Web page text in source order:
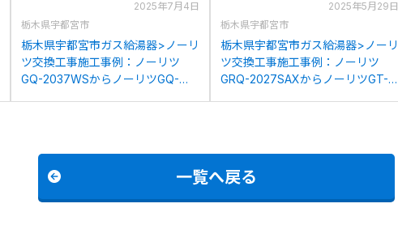
2025年7月4日
栃木県宇都宮市
栃木県宇都宮市ガス給湯器>ノーリ
ツ交換工事施工事例：ノーリツ
GQ-2037WSからノーリツGQ-
2025年5月29日
栃木県宇都宮市
栃木県宇都宮市ガス給湯器>ノーリ
ツ交換工事施工事例：ノーリツ
GRQ-2027SAXからノーリツGT-
一覧へ戻る